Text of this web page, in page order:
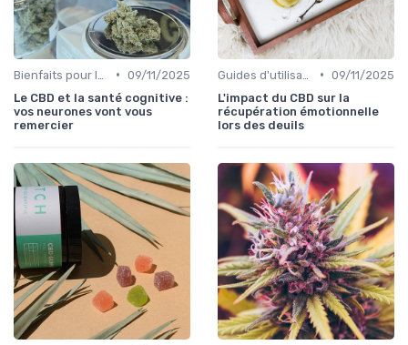
• 09/11/2025
Le CBD et la santé cognitive :
vos neurones vont vous
remercier
• 09/11/2025
L'impact du CBD sur la
récupération émotionnelle
lors des deuils